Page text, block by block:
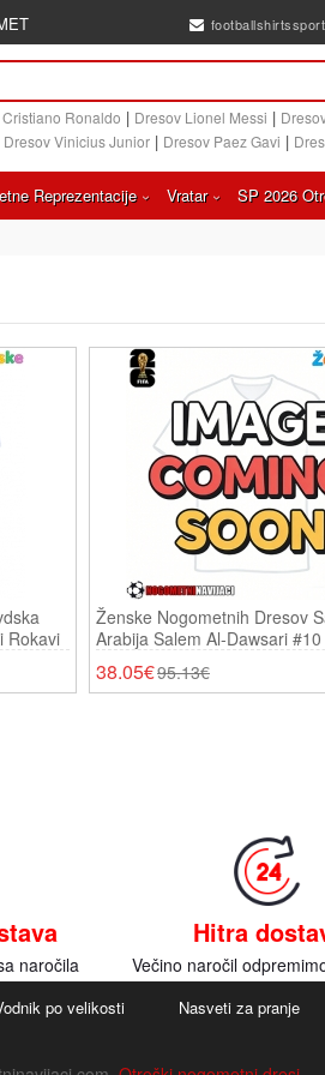
Ronaldo | Dresov Lionel Messi |
Dresov Vinicius Junior | Dresov Paez Gavi |
Reprezentacije Vratar SP 2026
Rokavi
Ženske Nogometnih Dresov
Arabija Salem Al-Dawsari
SP 2026 Kratki Rokavi
38.05€95.13€
naročila
Hitra
Večino naročil
po velikosti Nasveti za pranje